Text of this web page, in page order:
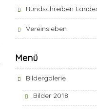
Rundschreiben
Vereinsleben
Menü
Bildergalerie
Bilder 2018